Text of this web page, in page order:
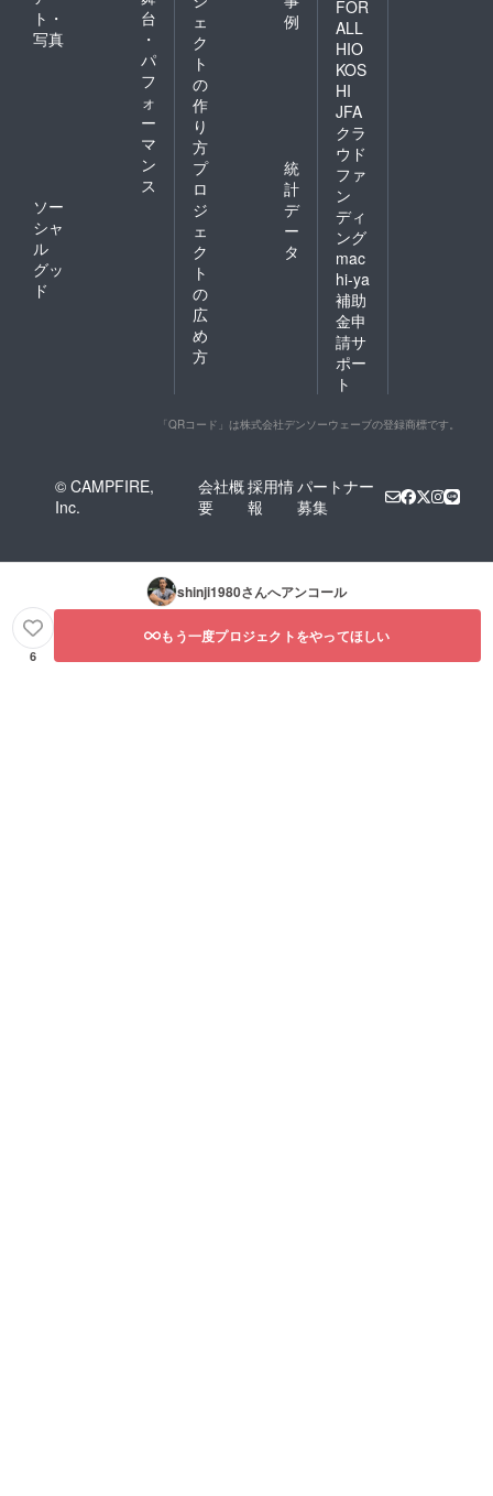
ト・
写真
台
・
パ
フ
ォ
ー
マ
ン
ス
ソー
シャ
ル
グッ
ド
ェ
ク
ト
の
作
り
方
例
プ
ロ
ジ
ェ
ク
ト
の
広
め
方
統
計
デ
ー
タ
FOR
ALL
HIO
KOS
HI
JFA
クラ
ウド
ファ
ン
ディ
ング
mac
hi-ya
補助
金申
請サ
ポー
ト
「QRコード」は株式会社デンソーウェーブの登録商標です。
© CAMPFIRE,
Inc.
会社概
要
採用情
報
パートナー
募集
shinji1980さんへアンコール
6
もう一度プロジェクトをやってほしい